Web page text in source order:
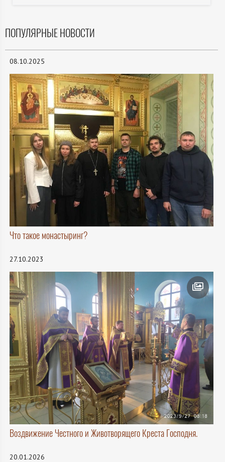
ПОПУЛЯРНЫЕ НОВОСТИ
08.10.2025
Что такое монастыринг?
27.10.2023
Воздвижение Честного и Животворящего Креста Господня.
20.01.2026